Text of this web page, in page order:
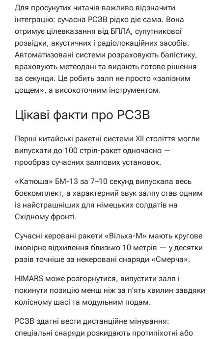
Для просунутих читачів важливо відзначити
інтеграцію: сучасна РСЗВ рідко діє сама. Вона
отримує цілевказання від БПЛА, супутникової
розвідки, акустичних і радіолокаційних засобів.
Автоматизовані системи розраховують балістику,
враховують метеодані та видають готове рішення
за секунди. Це робить залп не просто «залізним
дощем», а високоточним інструментом.
Цікаві факти про РСЗВ
Перші китайські ракетні системи XII століття могли
випускати до 100 стріл-ракет одночасно —
прообраз сучасних залпових установок.
«Катюша» БМ-13 за 7–10 секунд випускала весь
боєкомплект, а характерний звук залпу став одним
із найстрашніших для німецьких солдатів на
Східному фронті.
Сучасні керовані ракети «Вільха-М» мають кругове
імовірне відхилення близько 10 метрів — у десятки
разів точніше за некеровані снаряди «Смерча».
HIMARS може розгорнутися, випустити залп і
покинути позицію менш ніж за п’ять хвилин завдяки
колісному шасі та модульним подам.
РСЗВ здатні вести дистанційне мінування:
спеціальні снаряди розкидають протипіхотні або